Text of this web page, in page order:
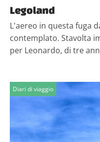
Legoland
L'aereo in questa fuga
contemplato. Stavolta
per Leonardo, di tre
Diari di viaggio